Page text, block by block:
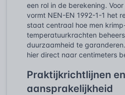
een rol in de berekening.
vormt NEN-EN 1992-1-1 het
staat centraal hoe men
temperatuurkrachten
duurzaamheid te
hier direct naar centimeters
Praktijkrichtlijnen en
aansprakelijkheid